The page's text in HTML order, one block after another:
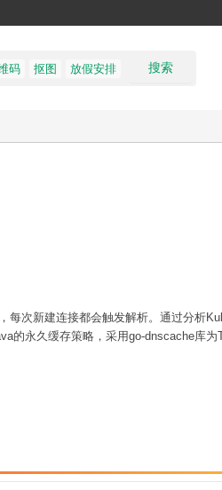
搜索
码 抠图 放假安排
每次新建连接都会触发解析。通过分析
的永久缓存策略，采用go-dnscache库为